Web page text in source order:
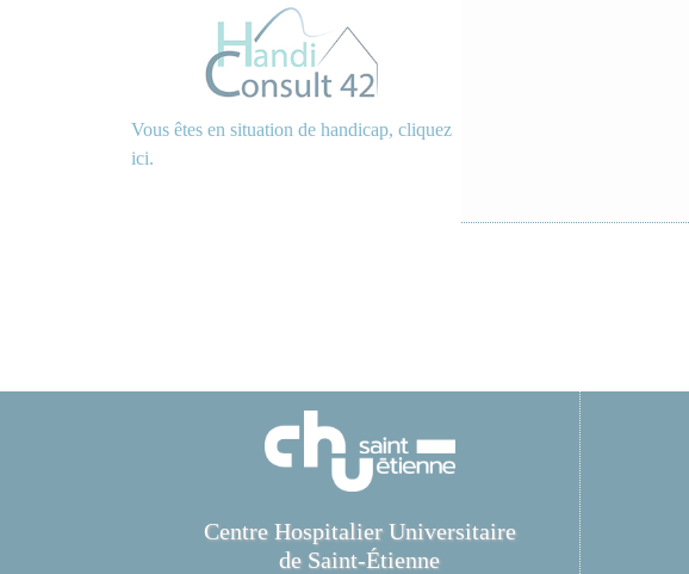
Vous êtes en situation de handicap, cliquez
ici.
Centre Hospitalier Universitaire
de Saint-Étienne